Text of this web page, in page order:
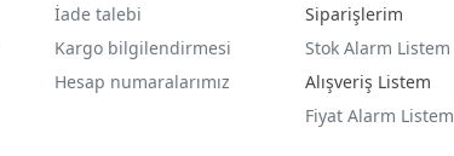
İade talebi
Kargo bilgilendirmesi
Hesap numaralarımız
Siparişlerim
Stok Alarm Listem
Alışveriş Listem
Fiyat Alarm Listem